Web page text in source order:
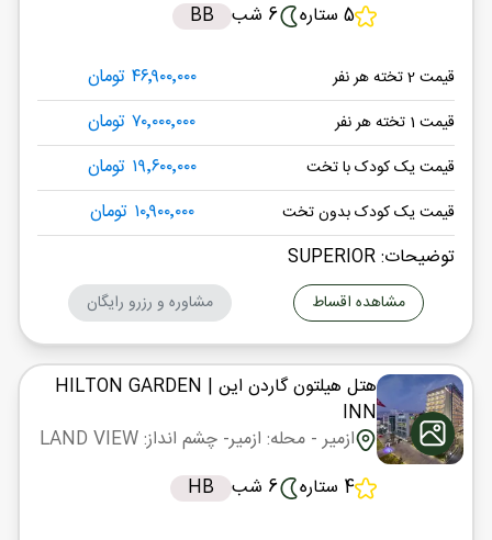
5 ستاره
6 شب BB
قیمت 2 تخته هر نفر ۴۶٬۹۰۰٬۰۰۰ تومان
قیمت 1 تخته هر نفر ۷۰٬۰۰۰٬۰۰۰ تومان
قیمت یک کودک با تخت ۱۹٬۶۰۰٬۰۰۰ تومان
قیمت یک کودک بدون تخت
۱۰٬۹۰۰٬۰۰۰ تومان
توضیحات: SUPERIOR
مشاهده اقساط مشاوره و رزرو رایگان
هتل هیلتون گاردن این | HILTON GARDEN
INN
ازمیر- محله: ازمیر- چشم انداز: LAND VIEW
4 ستاره
6 شب HB